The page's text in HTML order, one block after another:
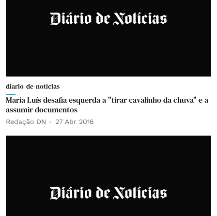
diario-de-noticias
Maria Luís desafia esquerda a "tirar cavalinho da chuva" e a
assumir documentos
Redação DN 27 Abr 2016